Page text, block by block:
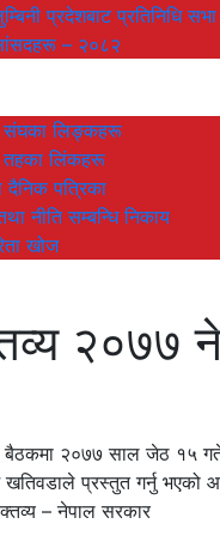
प्रदेशबाट प्रतिनिधि सभा
– २०८२
संघका लिङ्कहरू
तहका लिंकहरू
दैनिक पत्रिका
नीति सम्बन्धि निकाय
खोज
२०७७
२०७७ साल जेठ १५ गते
खतिवडाले प्रस्तुत गर्नु भएको
– नेपाल सरकार